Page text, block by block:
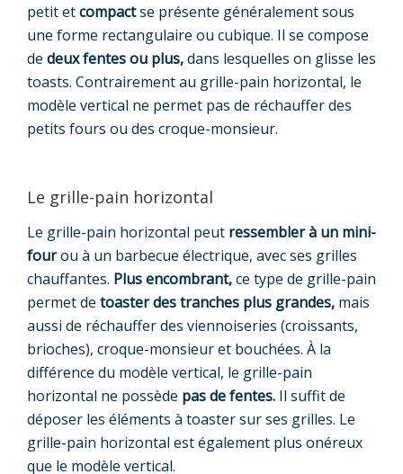
petit etcompactse présente généralement sous
une forme rectangulaire ou cubique. Il se compose
de deux fentes ou plus,dans lesquelles on glisse les
toasts. Contrairement au grille-pain horizontal, le
modèle vertical ne permet pas de réchauffer des
petits fours ou des croque-monsieur.
Le grille-pain horizontal
Le grille-pain horizontal peut ressembler à un mini-
fourou à un barbecue électrique, avec ses grilles
chauffantes. Plus encombrant,ce type de grille-pain
permet de toaster des tranches plus grandes, mais
aussi de réchauffer des viennoiseries (croissants,
brioches), croque-monsieur et bouchées. À la
différence du modèle vertical, le grille-pain
horizontal ne possède pas de fentes. Il suffit de
déposer les éléments à toaster sur ses grilles. Le
grille-pain horizontal est également plus onéreux
que le modèle vertical.